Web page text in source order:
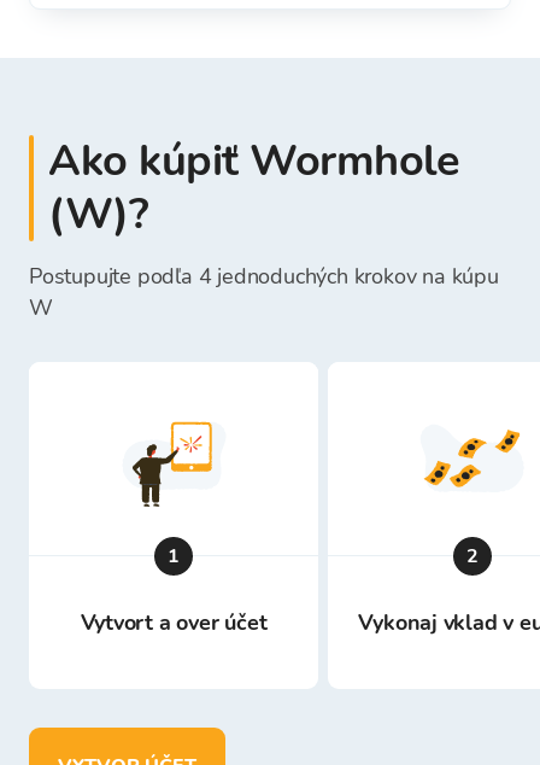
Ako kúpiť Wormhole
(W)?
Postupujte podľa 4 jednoduchých krokov na kúpu
W
1
Vytvort a over účet
2
Vykonaj vklad v